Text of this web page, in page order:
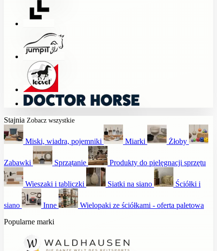
Stajnia Zobacz wszystkie
Miski, wiadra, pojemniki Miarki Żłoby
Zabawki Sprzątanie Produkty do pielęgnacji sprzętu
Wieszaki i tabliczki Siatki na siano Ściółki i
siano Inne
Wielopaki ze ściółkami - oferta paletowa
Popularne marki